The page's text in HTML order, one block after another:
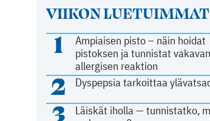
VIIKON LUETUIMMAT
1
Ampiaisen pisto – näin hoidat
pistoksen ja tunnistat vakavan
allergisen reaktion
2 Dyspepsia tarkoittaa
3
Läiskät iholla — tunnistatko,